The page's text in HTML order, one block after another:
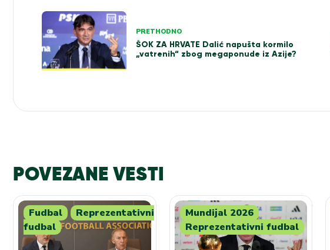
Kretanje
članka
PRETHODNO
ŠOK ZA HRVATE Dalić napušta kormilo
„vatrenih“ zbog megaponude iz Azije?
POVEZANE VESTI
Fudbal
Reprezentativni
fudbal
Mundijal 2026
Reprezentativni fudbal